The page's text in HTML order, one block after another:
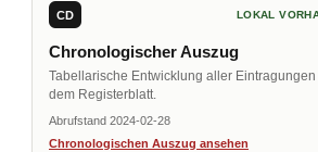
CD LOKAL
Chronologischer Auszug
Tabellarische Entwicklung aller Eintragungen
dem Registerblatt.
Abrufstand 2024-02-28
Chronologischen Auszug ansehen